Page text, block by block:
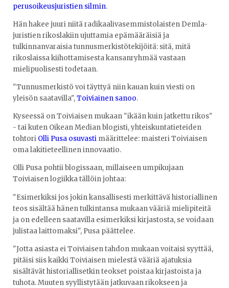
perusoikeusjuristien silmin.
Hän hakee juuri niitä radikaalivasemmistolaisten Demla-
juristien rikoslakiin ujuttamia epämääräisiä ja
tulkinnanvaraisia tunnusmerkistötekijöitä: sitä, mitä
rikoslaissa kiihottamisesta kansanryhmää vastaan
mielipuolisesti todetaan.
"Tunnusmerkistö voi täyttyä niin kauan kuin viesti on
yleisön saatavilla",Toiviainen sanoo.
Kyseessä on Toiviaisen mukaan "ikään kuin jatkettu rikos"
- tai kuten Oikean Median blogisti, yhteiskuntatieteiden
tohtori Olli Pusa osuvasti määrittelee: maisteri Toiviaisen
oma lakitieteellinen innovaatio.
Olli Pusa pohtii blogissaan, millaiseen umpikujaan
Toiviaisen logiikka tällöin johtaa:
"Esimerkiksi jos jokin kansallisesti merkittävä historiallinen
teos sisältää hänen tulkintansa mukaan vääriä mielipiteitä
ja on edelleen saatavilla esimerkiksi kirjastosta, se voidaan
julistaa laittomaksi", Pusa päättelee.
"Jotta asiasta ei Toiviaisen tahdon mukaan voitaisi syyttää,
pitäisi siis kaikki Toiviaisen mielestä vääriä ajatuksia
sisältävät historiallisetkin teokset poistaa kirjastoista ja
tuhota. Muuten syyllistytään jatkuvaan rikokseen ja